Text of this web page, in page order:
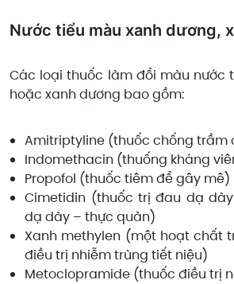
Nước tiểu màu xanh dương,
Các loại thuốc làm đổi màu nước
hoặc xanh dương bao gồm:
Amitriptyline (thuốc chống trầm
Indomethacin (thuống kháng
Propofol (thuốc tiêm để gây mê)
Cimetidin (thuốc trị đau dạ
dạ dày – thực quản)
Xanh methylen (một hoạt chất
điều trị nhiễm trùng tiết niệu)
Metoclopramide (thuốc điều trị